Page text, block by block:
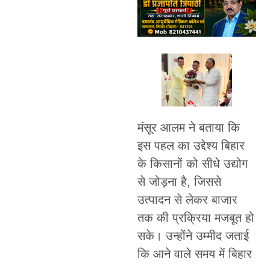
मंसूर आलम ने बताया कि
इस पहल का उद्देश्य बिहार
के किसानों को सीधे उद्योग
से जोड़ना है, जिससे
उत्पादन से लेकर बाजार
तक की प्रक्रिया मजबूत हो
सके। उन्होंने उम्मीद जताई
कि आने वाले समय में बिहार